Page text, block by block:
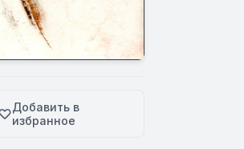
Добавить в
избранное